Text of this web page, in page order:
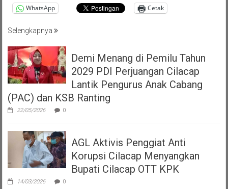
WhatsApp Cetak
Selengkapnya
Demi Menang di Pemilu Tahun
2029 PDI Perjuangan Cilacap
Lantik Pengurus Anak Cabang
(PAC) dan KSB Ranting
22/05/2026 0
AGL Aktivis Penggiat Anti
Korupsi Cilacap Menyangkan
Bupati Cilacap OTT KPK
14/03/2026 0